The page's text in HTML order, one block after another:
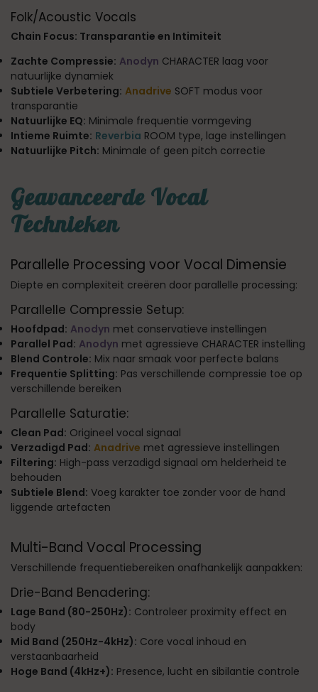
Folk/Acoustic Vocals
Chain Focus: Transparantie en Intimiteit
Zachte Compressie: Anodyn CHARACTER laag voor
natuurlijke dynamiek
Subtiele Verbetering: Anadrive SOFT modus voor
transparantie
Natuurlijke EQ: Minimale frequentie vormgeving
Intieme Ruimte: Reverbia ROOM type, lage instellingen
Natuurlijke Pitch: Minimale of geen pitch correctie
Geavanceerde Vocal
Technieken
Parallelle Processing voor Vocal Dimensie
Diepte en complexiteit creëren door parallelle processing:
Parallelle Compressie Setup:
Hoofdpad: Anodyn met conservatieve instellingen
Parallel Pad: Anodyn met agressieve CHARACTER instelling
Blend Controle: Mix naar smaak voor perfecte balans
Frequentie Splitting: Pas verschillende compressie toe op
verschillende bereiken
Parallelle Saturatie:
Clean Pad: Origineel vocal signaal
Verzadigd Pad: Anadrive met agressieve instellingen
Filtering: High-pass verzadigd signaal om helderheid te
behouden
Subtiele Blend: Voeg karakter toe zonder voor de hand
liggende artefacten
Multi-Band Vocal Processing
Verschillende frequentiebereiken onafhankelijk aanpakken:
Drie-Band Benadering:
Lage Band (80-250Hz): Controleer proximity effect en
body
Mid Band (250Hz-4kHz): Core vocal inhoud en
verstaanbaarheid
Hoge Band (4kHz+): Presence, lucht en sibilantie controle